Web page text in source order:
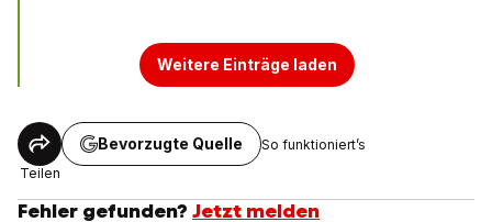
Weitere Einträge laden
Teilen
Bevorzugte Quelle So funktioniert’s
Fehler gefunden? Jetzt melden